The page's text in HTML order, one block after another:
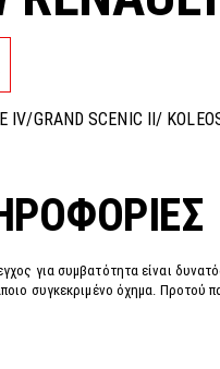
IV/GRAND SCENIC II/
για συμβατότητα είναι
συγκεκριμένο όχημα. Προτού